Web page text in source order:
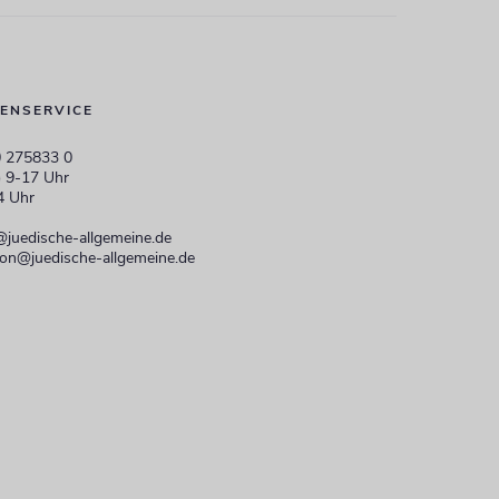
275833 0
9-17 Uhr
Uhr
allgemeine.de
allgemeine.de